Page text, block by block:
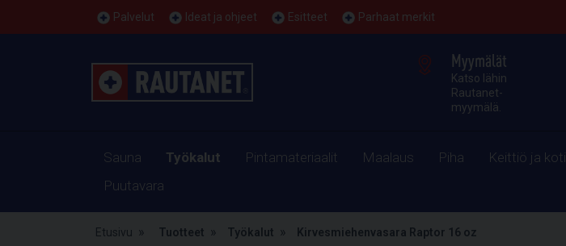
Palvelut Ideat ja ohjeet Esitteet Parhaat merkit
Myymälät
Katso lähin
Rautanet-
myymälä.
Sauna Työkalut Pintamateriaalit Maalaus Piha Keittiö ja koti
Puutavara
Etusivu Tuotteet Työkalut Kirvesmiehenvasara Raptor 16 oz